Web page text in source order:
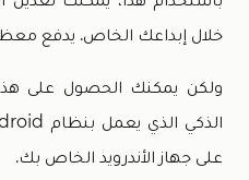
خلال إبداعك الخاص. يدفع
ولكن يمكنك الحصول على
على جهاز الأندرويد الخاص بك.